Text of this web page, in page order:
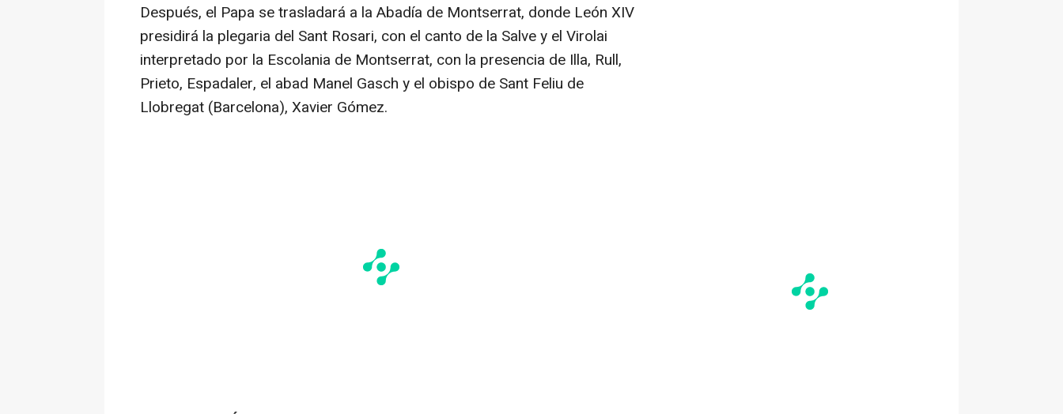
Después, el Papa se trasladará a la Abadía de Montserrat, donde León XIV
presidirá la plegaria del Sant Rosari, con el canto de la Salve y el Virolai
interpretado por la Escolania de Montserrat, con la presencia de Illa, Rull,
Prieto, Espadaler, el abad Manel Gasch y el obispo de Sant Feliu de
Llobregat (Barcelona), Xavier Gómez.